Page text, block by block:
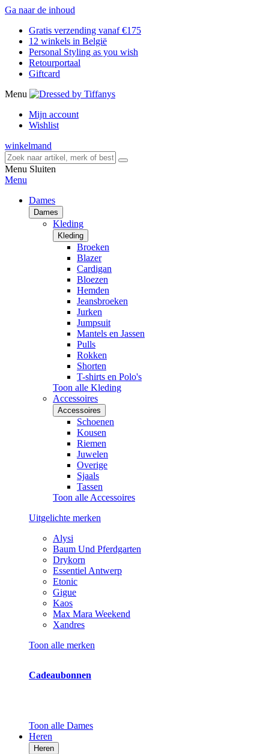
Ga naar de inhoud
Gratis verzending vanaf €175
12 winkels in België
Personal Styling as you wish
Retourportaal
Giftcard
Menu
Mijn account
Wishlist
winkelmand
Menu Sluiten
Menu
Dames
Dames
Kleding
Kleding
Broeken
Blazer
Cardigan
Bloezen
Hemden
Jeansbroeken
Jurken
Jumpsuit
Mantels en Jassen
Pulls
Rokken
Shorten
T-shirts en Polo's
Toon alle Kleding
Accessoires
Accessoires
Schoenen
Kousen
Riemen
Juwelen
Overige
Sjaals
Tassen
Toon alle Accessoires
Uitgelichte merken
Alysi
Baum Und Pferdgarten
Drykorn
Essentiel Antwerp
Etonic
Gigue
Kaos
Max Mara Weekend
Xandres
Toon alle merken
Cadeaubonnen
Toon alle Dames
Heren
Heren